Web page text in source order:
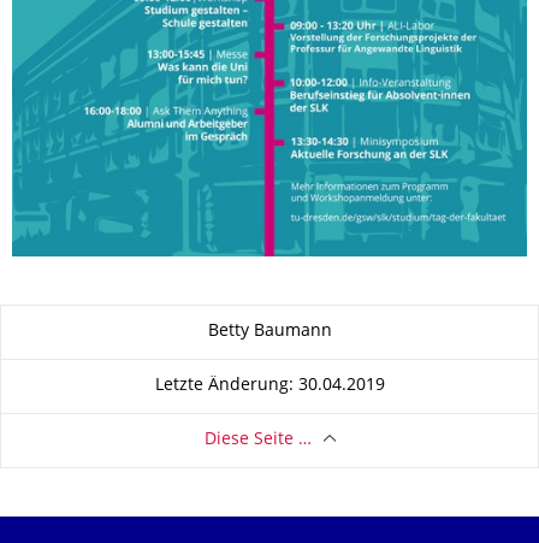
Betty Baumann
Letzte Änderung: 30.04.2019
Diese Seite …